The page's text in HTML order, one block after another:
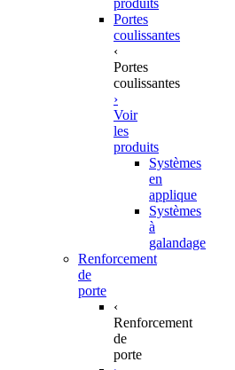
Portes
coulissantes
‹
Portes
coulissantes
›
Voir
les
produits
Systèmes
en
applique
Systèmes
à
galandage
Renforcement
de
porte
‹
Renforcement
de
porte